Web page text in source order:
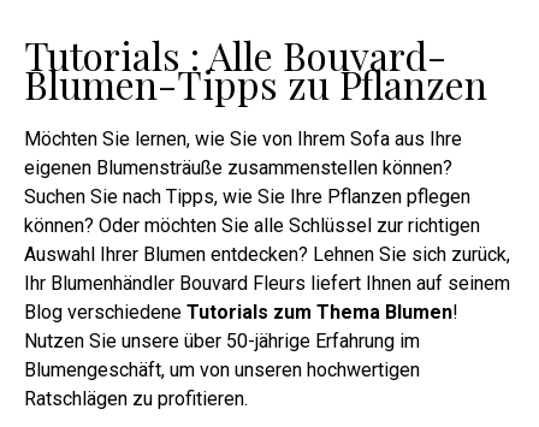
Tutorials : Alle Bouvard-
Blumen-Tipps zu Pflanzen
Möchten Sie lernen, wie Sie von Ihrem Sofa aus Ihre
eigenen Blumensträuße zusammenstellen können?
Suchen Sie nach Tipps, wie Sie Ihre Pflanzen pflegen
können? Oder möchten Sie alle Schlüssel zur richtigen
Auswahl Ihrer Blumen entdecken? Lehnen Sie sich zurück,
Ihr Blumenhändler Bouvard Fleurs liefert Ihnen auf seinem
Blog verschiedene Tutorials zum Thema Blumen!
Nutzen Sie unsere über 50-jährige Erfahrung im
Blumengeschäft, um von unseren hochwertigen
Ratschlägen zu profitieren.